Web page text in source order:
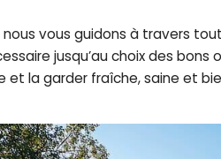
vous guidons à travers
jusqu’au choix des
et la garder fraîche, saine et